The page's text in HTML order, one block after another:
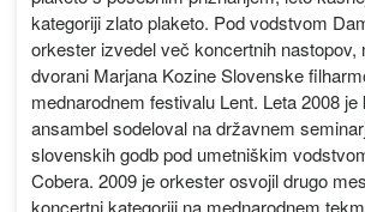
kategoriji zlato plaketo. Pod vodstvom
orkester izvedel več koncertnih nastopov,
dvorani Marjana Kozine Slovenske
mednarodnem festivalu Lent. Leta 2008
ansambel sodeloval na državnem
slovenskih godb pod umetniškim
Cobera. 2009 je orkester osvojil drugo
koncertni kategoriji na mednarodnem